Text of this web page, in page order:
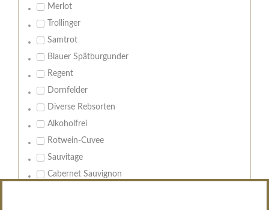
Merlot
Trollinger
Samtrot
Blauer Spätburgunder
Regent
Dornfelder
Diverse Rebsorten
Alkoholfrei
Rotwein-Cuvee
Sauvitage
Cabernet Sauvignon